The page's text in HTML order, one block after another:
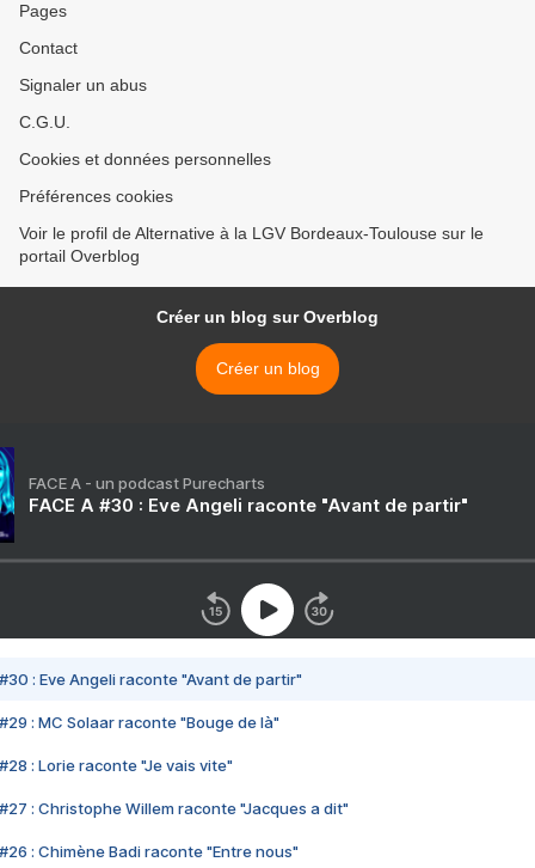
Pages
Contact
Signaler un abus
C.G.U.
Cookies et données personnelles
Préférences cookies
Voir le profil de Alternative à la LGV Bordeaux-Toulouse sur le
portail Overblog
Créer un blog sur Overblog
Créer un blog
FACE A - un podcast Purecharts
FACE A #30 : Eve Angeli raconte "Avant de partir"
#30 : Eve Angeli raconte "Avant de partir"
#29 : MC Solaar raconte "Bouge de là"
#28 : Lorie raconte "Je vais vite"
#27 : Christophe Willem raconte "Jacques a dit"
#26 : Chimène Badi raconte "Entre nous"